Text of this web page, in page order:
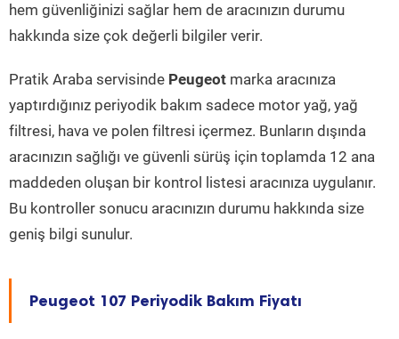
hem güvenliğinizi sağlar hem de aracınızın durumu
hakkında size çok değerli bilgiler verir.
Pratik Araba servisinde Peugeot marka aracınıza
yaptırdığınız periyodik bakım sadece motor yağ, yağ
filtresi, hava ve polen filtresi içermez. Bunların dışında
aracınızın sağlığı ve güvenli sürüş için toplamda 12 ana
maddeden oluşan bir kontrol listesi aracınıza uygulanır.
Bu kontroller sonucu aracınızın durumu hakkında size
geniş bilgi sunulur.
Peugeot 107 Periyodik Bakım Fiyatı